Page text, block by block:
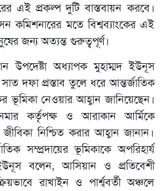
এই প্রকল্প দুটি বাস্তবায়ন করবে।
কমিশনারের মতে বিশ্বব্যাংকের এই
জন্য অত্যন্ত গুরুত্বপূর্ণ।
উপদেষ্টা অধ্যাপক মুহাম্মদ ইউনূস
দফা প্রস্তাব তুলে ধরে আন্তর্জাতিক
ভূমিকা নেওয়ার আহ্বান জানিয়েছেন।
কর্তৃপক্ষ ও আরাকান আর্মিকে
জীবিকা নিশ্চিত করার আহ্বান জানান।
সম্প্রদায়ের ভূমিকাকে অপরিহার্য
বলেন, আসিয়ান ও প্রতিবেশী
রাখাইন ও পার্শ্ববর্তী অঞ্চলে